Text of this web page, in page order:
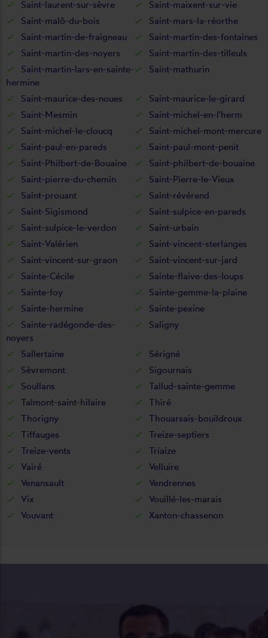
Saint-laurent-sur-sèvre
Saint-maixent-sur-vie
Saint-malô-du-bois
Saint-mars-la-réorthe
Saint-martin-de-fraigneau
Saint-martin-des-fontaines
Saint-martin-des-noyers
Saint-martin-des-tilleuls
Saint-martin-lars-en-sainte-
hermine
Saint-mathurin
Saint-maurice-des-noues
Saint-maurice-le-girard
Saint-Mesmin
Saint-michel-en-l'herm
Saint-michel-le-cloucq
Saint-michel-mont-mercure
Saint-paul-en-pareds
Saint-paul-mont-penit
Saint-Philbert-de-Bouaine
Saint-philbert-de-bouaine
Saint-pierre-du-chemin
Saint-Pierre-le-Vieux
Saint-prouant
Saint-révérend
Saint-Sigismond
Saint-sulpice-en-pareds
Saint-sulpice-le-verdon
Saint-urbain
Saint-Valérien
Saint-vincent-sterlanges
Saint-vincent-sur-graon
Saint-vincent-sur-jard
Sainte-Cécile
Sainte-flaive-des-loups
Sainte-foy
Sainte-gemme-la-plaine
Sainte-hermine
Sainte-pexine
Sainte-radégonde-des-
noyers
Saligny
Sallertaine
Sérigné
Sèvremont
Sigournais
Soullans
Tallud-sainte-gemme
Talmont-saint-hilaire
Thiré
Thorigny
Thouarsais-bouildroux
Tiffauges
Treize-septiers
Treize-vents
Triaize
Vairé
Velluire
Venansault
Vendrennes
Vix
Vouillé-les-marais
Vouvant
Xanton-chassenon